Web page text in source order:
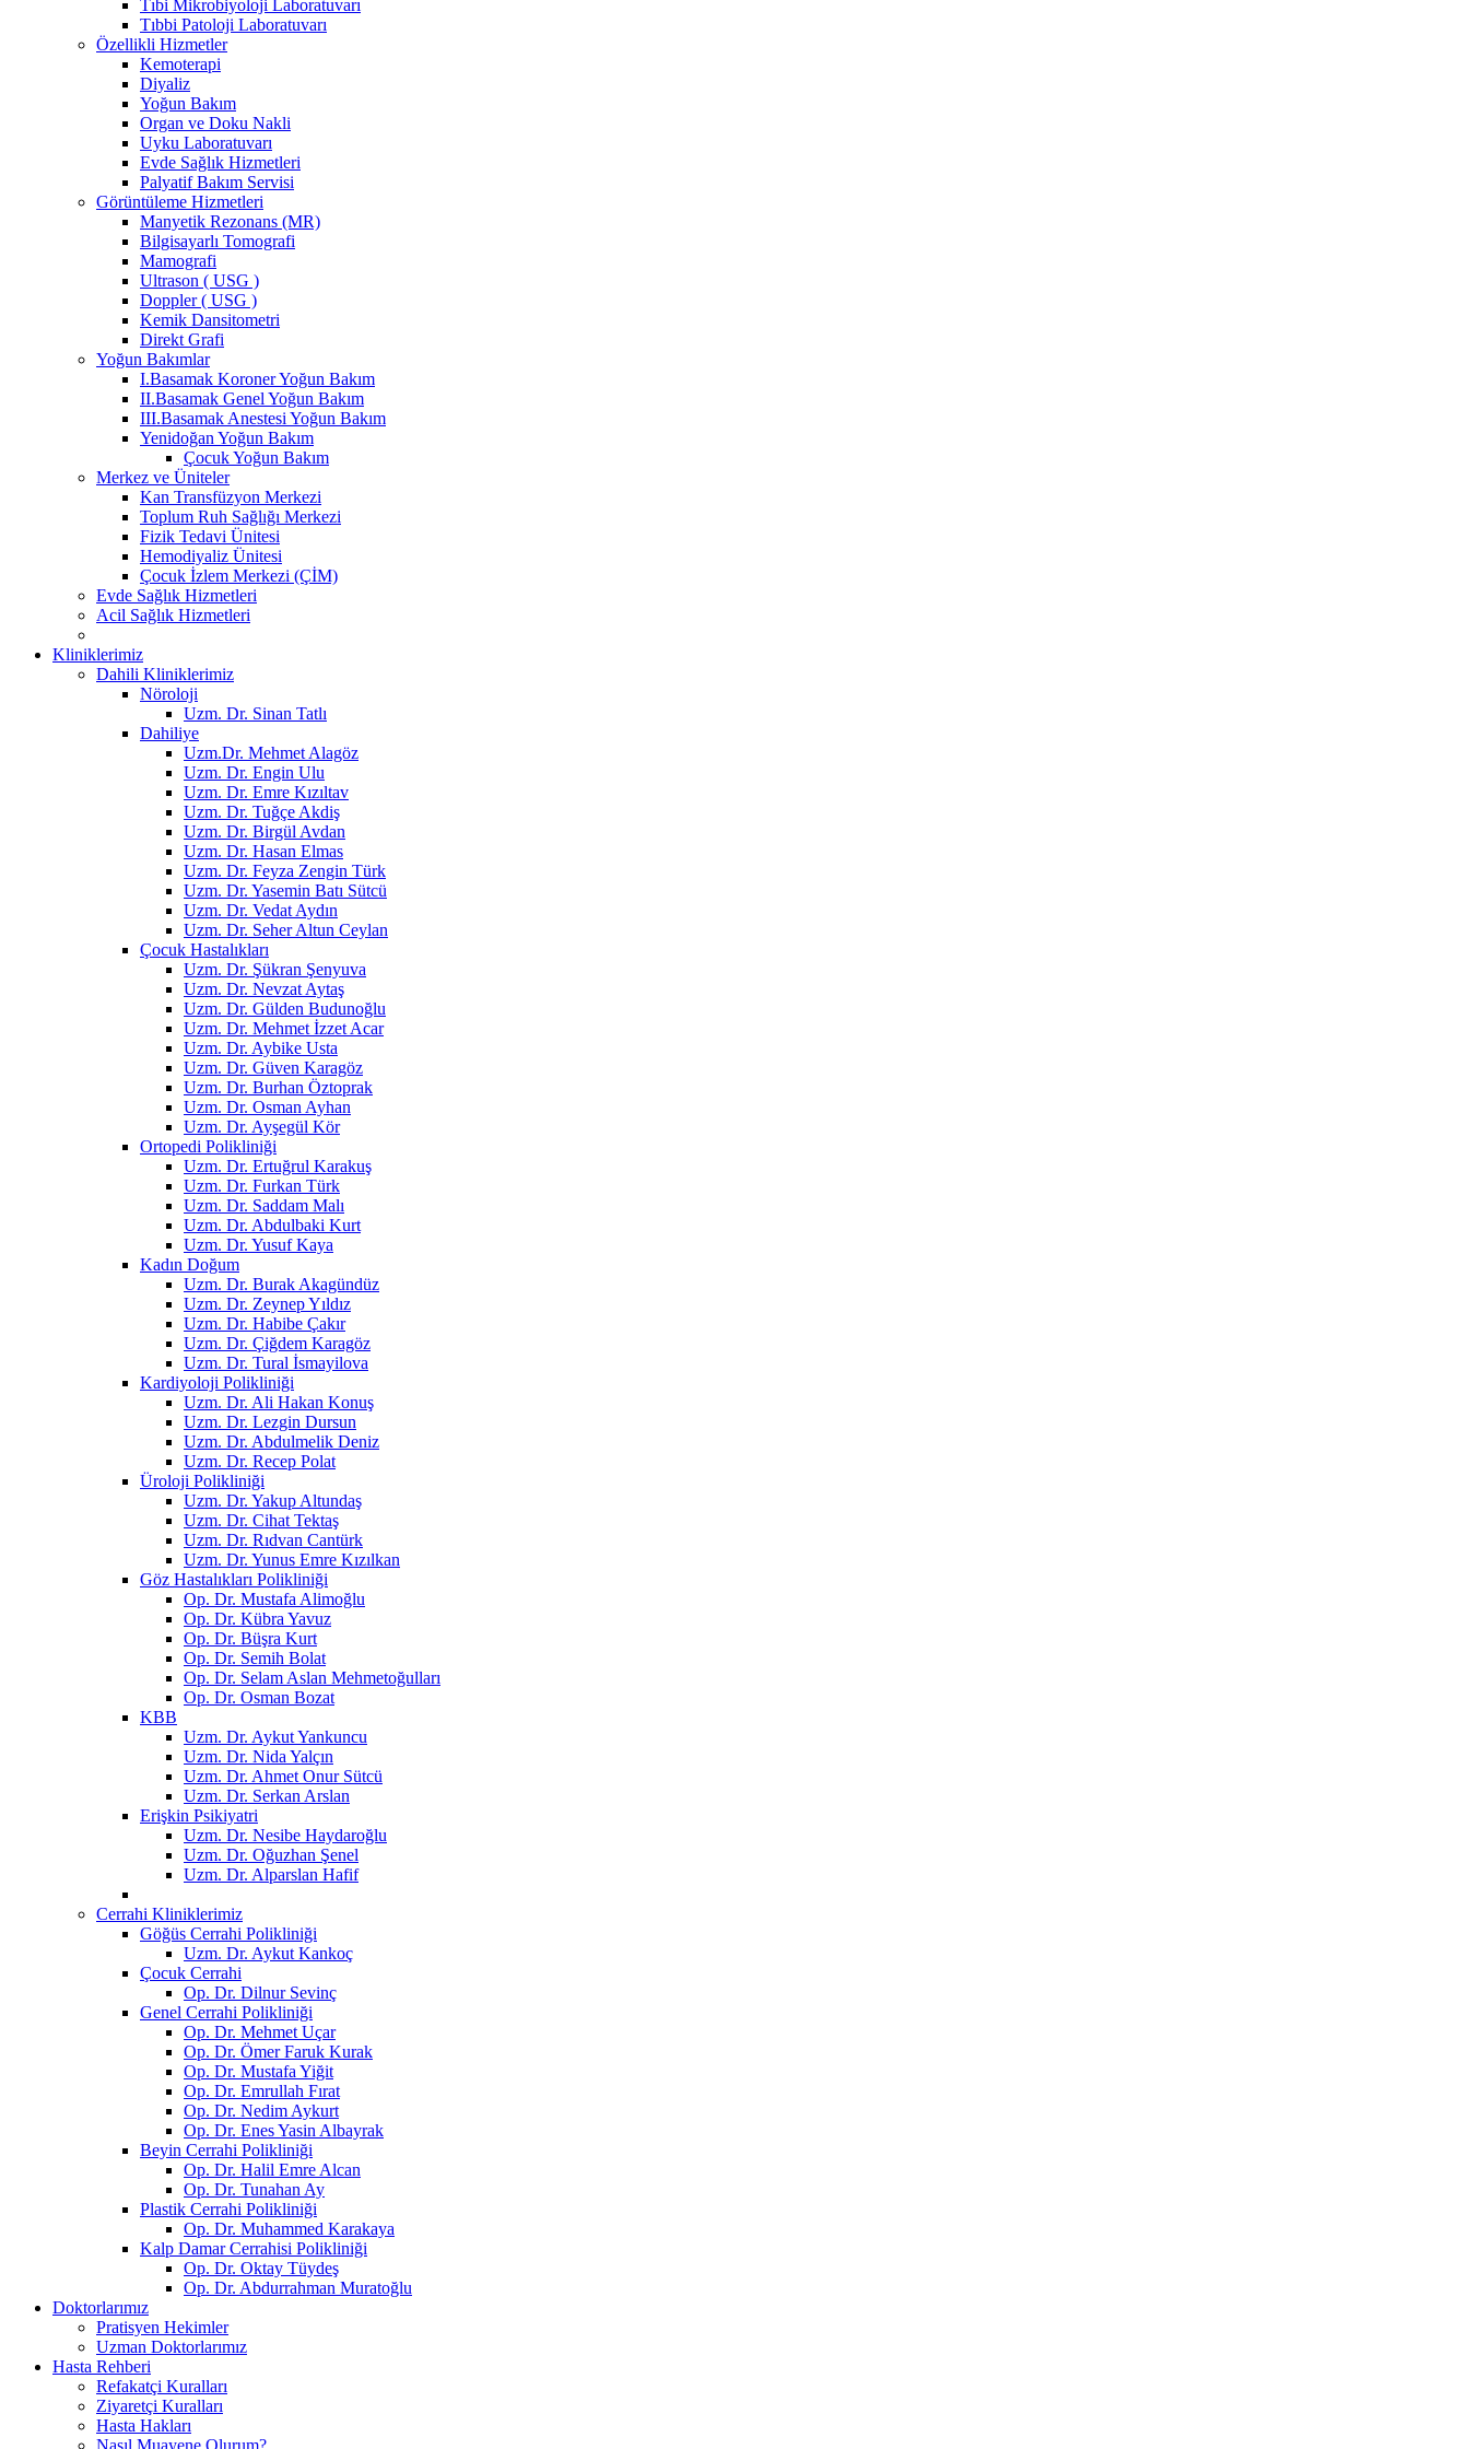
Tıbi Mikrobiyoloji Laboratuvarı
Tıbbi Patoloji Laboratuvarı
Özellikli Hizmetler
Kemoterapi
Diyaliz
Yoğun Bakım
Organ ve Doku Nakli
Uyku Laboratuvarı
Evde Sağlık Hizmetleri
Palyatif Bakım Servisi
Görüntüleme Hizmetleri
Manyetik Rezonans (MR)
Bilgisayarlı Tomografi
Mamografi
Ultrason ( USG )
Doppler ( USG )
Kemik Dansitometri
Direkt Grafi
Yoğun Bakımlar
I.Basamak Koroner Yoğun Bakım
II.Basamak Genel Yoğun Bakım
III.Basamak Anestesi Yoğun Bakım
Yenidoğan Yoğun Bakım
Çocuk Yoğun Bakım
Merkez ve Üniteler
Kan Transfüzyon Merkezi
Toplum Ruh Sağlığı Merkezi
Fizik Tedavi Ünitesi
Hemodiyaliz Ünitesi
Çocuk İzlem Merkezi (ÇİM)
Evde Sağlık Hizmetleri
Acil Sağlık Hizmetleri
Kliniklerimiz
Dahili Kliniklerimiz
Nöroloji
Uzm. Dr. Sinan Tatlı
Dahiliye
Uzm.Dr. Mehmet Alagöz
Uzm. Dr. Engin Ulu
Uzm. Dr. Emre Kızıltav
Uzm. Dr. Tuğçe Akdiş
Uzm. Dr. Birgül Avdan
Uzm. Dr. Hasan Elmas
Uzm. Dr. Feyza Zengin Türk
Uzm. Dr. Yasemin Batı Sütcü
Uzm. Dr. Vedat Aydın
Uzm. Dr. Seher Altun Ceylan
Çocuk Hastalıkları
Uzm. Dr. Şükran Şenyuva
Uzm. Dr. Nevzat Aytaş
Uzm. Dr. Gülden Budunoğlu
Uzm. Dr. Mehmet İzzet Acar
Uzm. Dr. Aybike Usta
Uzm. Dr. Güven Karagöz
Uzm. Dr. Burhan Öztoprak
Uzm. Dr. Osman Ayhan
Uzm. Dr. Ayşegül Kör
Ortopedi Polikliniği
Uzm. Dr. Ertuğrul Karakuş
Uzm. Dr. Furkan Türk
Uzm. Dr. Saddam Malı
Uzm. Dr. Abdulbaki Kurt
Uzm. Dr. Yusuf Kaya
Kadın Doğum
Uzm. Dr. Burak Akagündüz
Uzm. Dr. Zeynep Yıldız
Uzm. Dr. Habibe Çakır
Uzm. Dr. Çiğdem Karagöz
Uzm. Dr. Tural İsmayilova
Kardiyoloji Polikliniği
Uzm. Dr. Ali Hakan Konuş
Uzm. Dr. Lezgin Dursun
Uzm. Dr. Abdulmelik Deniz
Uzm. Dr. Recep Polat
Üroloji Polikliniği
Uzm. Dr. Yakup Altundaş
Uzm. Dr. Cihat Tektaş
Uzm. Dr. Rıdvan Cantürk
Uzm. Dr. Yunus Emre Kızılkan
Göz Hastalıkları Polikliniği
Op. Dr. Mustafa Alimoğlu
Op. Dr. Kübra Yavuz
Op. Dr. Büşra Kurt
Op. Dr. Semih Bolat
Op. Dr. Selam Aslan Mehmetoğulları
Op. Dr. Osman Bozat
KBB
Uzm. Dr. Aykut Yankuncu
Uzm. Dr. Nida Yalçın
Uzm. Dr. Ahmet Onur Sütcü
Uzm. Dr. Serkan Arslan
Erişkin Psikiyatri
Uzm. Dr. Nesibe Haydaroğlu
Uzm. Dr. Oğuzhan Şenel
Uzm. Dr. Alparslan Hafif
Cerrahi Kliniklerimiz
Göğüs Cerrahi Polikliniği
Uzm. Dr. Aykut Kankoç
Çocuk Cerrahi
Op. Dr. Dilnur Sevinç
Genel Cerrahi Polikliniği
Op. Dr. Mehmet Uçar
Op. Dr. Ömer Faruk Kurak
Op. Dr. Mustafa Yiğit
Op. Dr. Emrullah Fırat
Op. Dr. Nedim Aykurt
Op. Dr. Enes Yasin Albayrak
Beyin Cerrahi Polikliniği
Op. Dr. Halil Emre Alcan
Op. Dr. Tunahan Ay
Plastik Cerrahi Polikliniği
Op. Dr. Muhammed Karakaya
Kalp Damar Cerrahisi Polikliniği
Op. Dr. Oktay Tüydeş
Op. Dr. Abdurrahman Muratoğlu
Doktorlarımız
Pratisyen Hekimler
Uzman Doktorlarımız
Hasta Rehberi
Refakatçi Kuralları
Ziyaretçi Kuralları
Hasta Hakları
Nasıl Muayene Olurum?